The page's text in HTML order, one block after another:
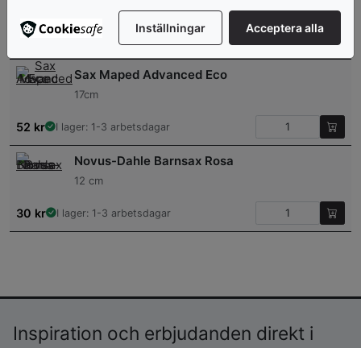
30 I lager: 1-3 arbetsdagar
Sax Maped Advanced Eco
17cm
52 kr I lager: 1-3 arbetsdagar
Novus-Dahle Barnsax Rosa
12 cm
30 kr I lager: 1-3 arbetsdagar
Inspiration och erbjudanden direkt i
Inställningar Acceptera alla